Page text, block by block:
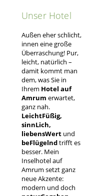
Unser Hotel
Außen eher schlicht,
innen eine große
Überraschung! Pur,
leicht, natürlich –
damit kommt man
dem, was Sie in
Ihrem Hotel auf
Amrum erwartet,
ganz nah.
LeichtFüßig,
sinnLich,
liebensWertund
beFlügelndtrifft es
besser. Mein
Inselhotel auf
Amrum setzt ganz
neue Akzente:
modern und doch